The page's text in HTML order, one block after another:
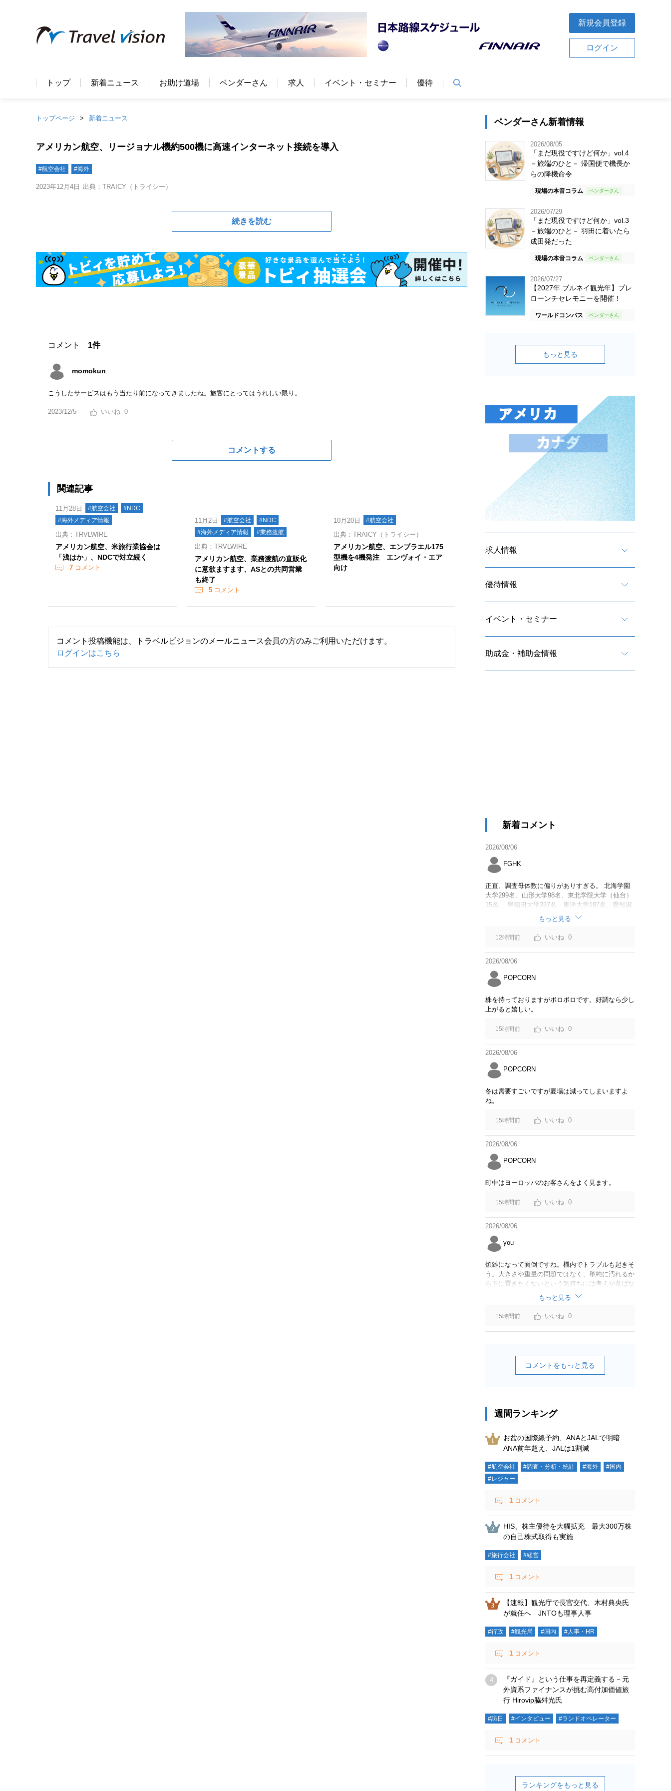
新規会員登録
ログイン
トップ 新着ニュース お助け道場 ベンダーさん 求人 イベント・セミナー 優待
トップページ 新着ニュース
アメリカン航空、リージョナル機約500機に高速インターネット接続を導入
#航空会社 #海外
2023年12月4日 出典：TRAICY（トライシー）
続きを読む
コメント 1件
momokun
こうしたサービスはもう当たり前になってきましたね。旅客にとってはうれしい限り。
2023/12/5 0
コメントする
関連記事
11月28日 #航空会社
#NDC
#海外メディア情報
出典：TRVLWIRE
アメリカン航空、米旅行業協会は
「浅はか」、NDCで対立続く
7 コメント
11月2日 #航空会社
#NDC
#海外メディア情報
#業務渡航
出典：TRVLWIRE
アメリカン航空、業務渡航の直販化
に意欲ますます、ASとの共同営業
も終了
5コメント
10月20日 #航空会社
出典：TRAICY（トライシー）
アメリカン航空、エンブラエル175
型機を4機発注 エンヴォイ・エア
向け
コメント投稿機能は、トラベルビジョンのメールニュース会員の方のみご利用いただけます。
ログインはこちら
ベンダーさん新着情報
2026/08/05
「まだ現役ですけど何か」vol.4
－旅端のひと－ 帰国便で機長か
らの降機命令
現場の本音コラム
2026/07/29
「まだ現役ですけど何か」vol.3
－旅端のひと－ 羽田に着いたら
成田発だった
現場の本音コラム
2026/07/27
【2027年 ブルネイ観光年】プレ
ローンチセレモニーを開催！
ワールドコンパス
もっと見る
求人情報
優待情報
イベント・セミナー
助成金・補助金情報
新着コメント
2026/08/06
FGHK
正直、調査母体数に偏りがありすぎる。 北海学園
大学299名、山形大学98名、東北学院大学（仙台）
15名、 早稲田大学337名、東洋大学197名、愛知淑
徳大学60名、 追手門学院大学（大阪）137名、安田
女子大学（広島）45名、 福岡大学62名、名桜大学
（沖縄）111名 調査と呼べるような内容でもない。
「Z世代の大学生海外旅行意識アンケート結果」に
変えた方が良いのでは？
もっと見る
12時間前 0
2026/08/06
POPCORN
株を持っておりますがボロボロです。好調なら少し
上がると嬉しい。
15時間前 0
2026/08/06
POPCORN
冬は需要すごいですが夏場は減ってしまいますよ
ね。
15時間前 0
2026/08/06
POPCORN
町中はヨーロッパのお客さんをよく見ます。
15時間前 0
2026/08/06
you
煩雑になって面倒ですね。機内でトラブルも起きそ
う。大きさや重量の問題ではなく、単純に汚れるか
ら下に置きたくないという気持ちには考えが及ばな
かったのでしょうかね。いっそ、荷物棚を撤去した
座席を作って、座席指定も荷物も含んだプランとす
べて無しで格安プランで分けてもらった方がシンプ
ルで分かりやすいかも。どんどん料金が細分化され
て面倒です。
もっと見る
15時間前 0
コメントをもっと見る
週間ランキング
お盆の国際線予約、ANAとJALで明暗
ANA前年超え、JALは1割減
#航空会社 #調査・分析・統計 #海外
#国内
#レジャー
1 コメント
HIS、株主優待を大幅拡充 最大300万株
の自己株式取得も実施
#旅行会社 #経営
1 コメント
【速報】観光庁で長官交代、木村典央氏
が就任へ JNTOも理事人事
#行政 #観光局 #国内 #人事・HR
1 コメント
『ガイド』という仕事を再定義する－元
外資系ファイナンスが挑む高付加価値旅
行 Hirovip脇舛光氏
#訪日 #インタビュー #ランドオペレーター
1 コメント